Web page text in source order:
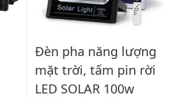
Đèn pha năng lượng
mặt trời, tấm pin rời
LED SOLAR 100w